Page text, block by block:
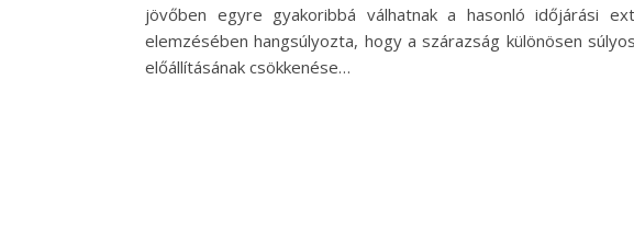
jövőben egyre gyakoribbá válhatnak a hasonló időjárási
elemzésében hangsúlyozta, hogy a szárazság különösen
előállításának csökkenése…